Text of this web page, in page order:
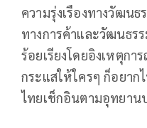
ความรุ่งเรืองทางวัฒน
ทางการค้าและวัฒนธร
ร้อยเรียงโดยอิงเหตุกา
กระแสให้ใครๆ ก็อยา
ไทยเช็กอินตามอุทยาน